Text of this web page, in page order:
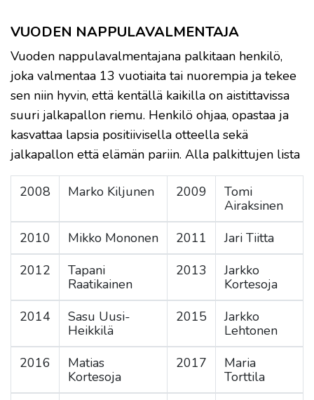
VUODEN NAPPULAVALMENTAJA
Vuoden nappulavalmentajana palkitaan henkilö,
joka valmentaa 13 vuotiaita tai nuorempia ja tekee
sen niin hyvin, että kentällä kaikilla on aistittavissa
suuri jalkapallon riemu. Henkilö ohjaa, opastaa ja
kasvattaa lapsia positiivisella otteella sekä
jalkapallon että elämän pariin. Alla palkittujen lista
2008 Marko Kiljunen 2009
Tomi
Airaksinen
2010
Mikko Mononen 2011
Jari Tiitta
2012
Tapani
Raatikainen
2013
Jarkko
Kortesoja
2014
Sasu Uusi-
Heikkilä
2015
Jarkko
Lehtonen
2016
Matias
Kortesoja
2017
Maria
Torttila